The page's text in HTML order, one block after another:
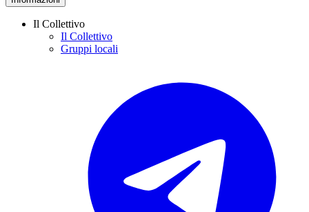
Il Collettivo
Il Collettivo
Gruppi locali